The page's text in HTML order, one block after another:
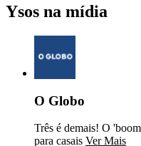
Ysos na mídia
O Globo
Três é demais! O
para casais Ver Mais